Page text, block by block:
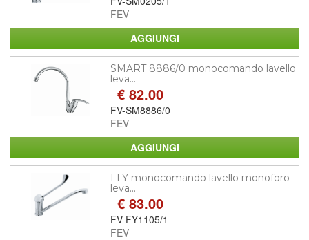
FEV
SMART 8886/0 monocomando lavello
leva...
€ 82.00
FV-SM8886/0
FEV
FLY monocomando lavello monoforo
leva...
€ 83.00
FV-FY1105/1
FEV